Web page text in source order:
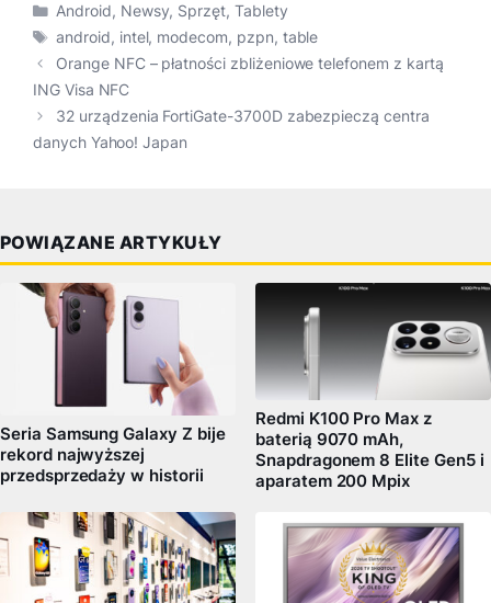
Kategorie
Android, Newsy, Sprzęt, Tablety
Tagi
android, intel, modecom, pzpn, table
Orange NFC – płatności zbliżeniowe telefonem z kartą
ING Visa NFC
32 urządzenia FortiGate-3700D zabezpieczą centra
danych Yahoo! Japan
POWIĄZANE ARTYKUŁY
Seria Samsung Galaxy Z bije
rekord najwyższej
przedsprzedaży w historii
Redmi K100 Pro Max z
baterią 9070 mAh,
Snapdragonem 8 Elite Gen5 i
aparatem 200 Mpix